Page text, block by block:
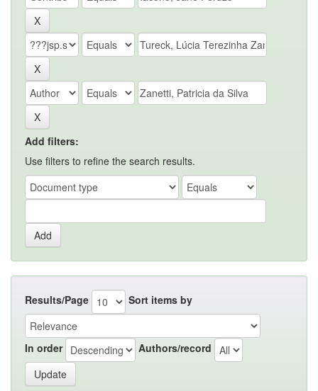
Add filters:
Use filters to refine the search results.
Results/Page Sort items by
In order Authors/record